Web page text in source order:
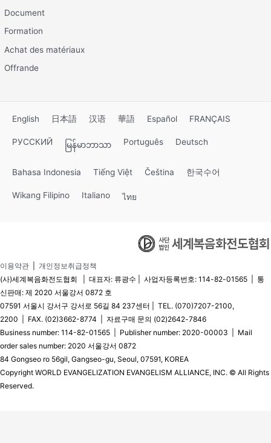
Document
Formation
Achat des matériaux
Offrande
English 日本語 汉语 華語 Español FRANÇAIS
РУССКИЙ မြန်မာဘာသာ Português Deutsch
Bahasa Indonesia Tiếng Việt Čeština 한국수어
Wikang Filipino Italiano ไทย
이용약관
개인정보취급정책
(사)세계복음화전도협회 | 대표자: 류광수 | 사업자등록번호: 114-82-01565 | 통
신판매: 제 2020 서울강서 0872 호
07591 서울시 강서구 강서로 56길 84 237센터 | TEL. (070)7207-2100,
2200 | FAX. (02)3662-8774 | 자료구매 문의 (02)2642-7846
Business number: 114-82-01565 | Publisher number: 2020-00003 | Mail
order sales number: 2020 서울강서 0872
84 Gongseo ro 56gil, Gangseo-gu, Seoul, 07591, KOREA
Copyright WORLD EVANGELIZATION EVANGELISM ALLIANCE, INC. © All Rights
Reserved.